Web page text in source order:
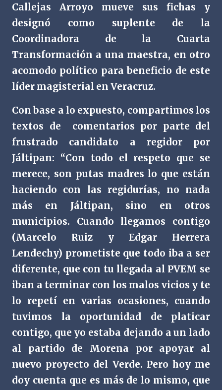
Callejas Arroyo mueve sus fichas y
designó como suplente de la
Coordinadora de la Cuarta
Transformación a una maestra, en otro
acomodo político para beneficio de este
líder magisterial en Veracruz.
Con base a lo expuesto, compartimos los
textos de
comentarios por parte del
frustrado candidato a regidor por
Jáltipan: “Con todo el respeto que se
merece, son putas madres lo que están
haciendo con las regidurías, no nada
más en Jáltipan, sino en otros
municipios. Cuando llegamos contigo
(Marcelo Ruiz y Edgar Herrera
Lendechy) prometiste que todo iba a ser
diferente, que con tu llegada al PVEM se
iban a terminar con los malos vicios y te
lo repetí en varias ocasiones, cuando
tuvimos la oportunidad de platicar
contigo, que yo estaba dejando a un lado
al partido de Morena por apoyar al
nuevo proyecto del Verde. Pero hoy me
doy cuenta que es más de lo mismo, que